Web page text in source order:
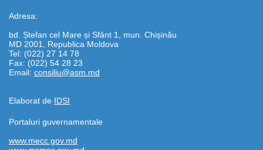
Adresa:
bd. Ștefan cel Mare și Sfânt 1, mun. Chișinău
MD 2001, Republica Moldova
Tel: (022) 27 14 78
Fax: (022) 54 28 23
Email: consiliu@asm.md
Elaborat de IDSI
Portaluri guvernamentale
www.mecc.gov.md